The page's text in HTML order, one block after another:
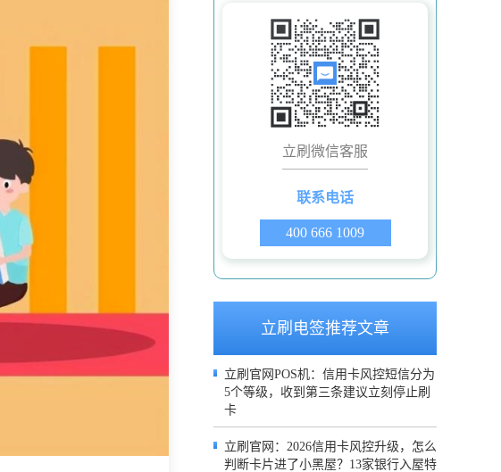
立刷微信客服
联系电话
400 666 1009
立刷电签推荐文章
立刷官网POS机：信用卡风控短信分为
5个等级，收到第三条建议立刻停止刷
卡
立刷官网：2026信用卡风控升级，怎么
判断卡片进了小黑屋？13家银行入屋特